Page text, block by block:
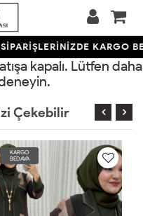
KARGO
kapalı. Lütfen daha
Çekebilir
KARGO
BEDAVA